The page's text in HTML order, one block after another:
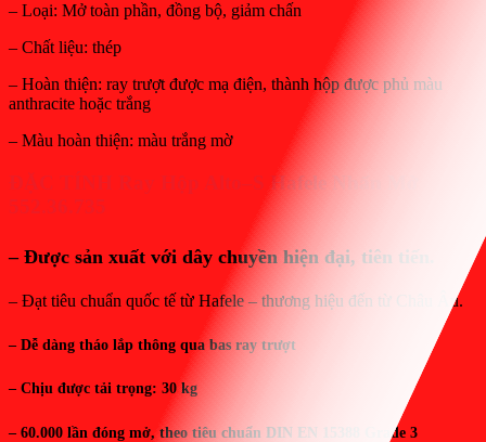
– Loại: Mở toàn phần, đồng bộ, giảm chấn
– Chất liệu: thép
– Hoàn thiện: ray trượt được mạ điện, thành hộp được phủ màu
anthracite hoặc trắng
– Màu hoàn thiện: màu trắng mờ
S Hafele
– Được sản xuất với dây chuyền hiện đại, tiên tiến.
– Đạt tiêu chuẩn quốc tế từ Hafele – thương hiệu đến từ Châu Âu.
– Dễ dàng tháo lắp thông qua bas ray trượt
– Chịu được tải trọng: 30 kg
– 60.000 lần đóng mở, theo tiêu chuẩn DIN EN 15388 Grade 3